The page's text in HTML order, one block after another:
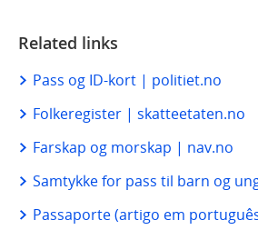
Related links
Pass og ID-kort | politiet.no
Folkeregister | skatteetaten.no
Farskap og morskap | nav.no
Samtykke for pass til barn og
Passaporte (artigo em